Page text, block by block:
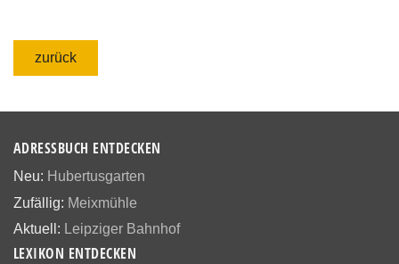
zurück
ADRESSBUCH ENTDECKEN
Neu: Hubertusgarten
Zufällig: Meixmühle
Aktuell: Leipziger Bahnhof
LEXIKON ENTDECKEN